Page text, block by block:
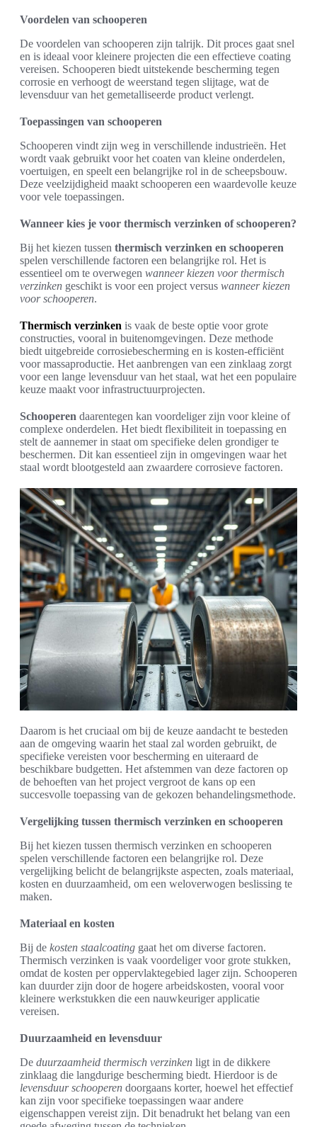
Voordelen van schooperen
De voordelen van schooperen zijn talrijk. Dit proces gaat snel
en is ideaal voor kleinere projecten die een effectieve coating
vereisen. Schooperen biedt uitstekende bescherming tegen
corrosie en verhoogt de weerstand tegen slijtage, wat de
levensduur van het gemetalliseerde product verlengt.
Toepassingen van schooperen
Schooperen vindt zijn weg in verschillende industrieën. Het
wordt vaak gebruikt voor het coaten van kleine onderdelen,
voertuigen, en speelt een belangrijke rol in de scheepsbouw.
Deze veelzijdigheid maakt schooperen een waardevolle keuze
voor vele toepassingen.
Wanneer kies je voor thermisch verzinken of schooperen?
Bij het kiezen tussen thermisch verzinken en schooperen
spelen verschillende factoren een belangrijke rol. Het is
essentieel om te overwegen wanneer kiezen voor thermisch
verzinken geschikt is voor een project versus wanneer kiezen
voor schooperen.
Thermisch verzinken is vaak de beste optie voor grote
constructies, vooral in buitenomgevingen. Deze methode
biedt uitgebreide corrosiebescherming en is kosten-efficiënt
voor massaproductie. Het aanbrengen van een zinklaag zorgt
voor een lange levensduur van het staal, wat het een populaire
keuze maakt voor infrastructuurprojecten.
Schooperen daarentegen kan voordeliger zijn voor kleine of
complexe onderdelen. Het biedt flexibiliteit in toepassing en
stelt de aannemer in staat om specifieke delen grondiger te
beschermen. Dit kan essentieel zijn in omgevingen waar het
staal wordt blootgesteld aan zwaardere corrosieve factoren.
Daarom is het cruciaal om bij de keuze aandacht te besteden
aan de omgeving waarin het staal zal worden gebruikt, de
specifieke vereisten voor bescherming en uiteraard de
beschikbare budgetten. Het afstemmen van deze factoren op
de behoeften van het project vergroot de kans op een
succesvolle toepassing van de gekozen behandelingsmethode.
Vergelijking tussen thermisch verzinken en schooperen
Bij het kiezen tussen thermisch verzinken en schooperen
spelen verschillende factoren een belangrijke rol. Deze
vergelijking belicht de belangrijkste aspecten, zoals materiaal,
kosten en duurzaamheid, om een weloverwogen beslissing te
maken.
Materiaal en kosten
Bij de kosten staalcoating gaat het om diverse factoren.
Thermisch verzinken is vaak voordeliger voor grote stukken,
omdat de kosten per oppervlaktegebied lager zijn. Schooperen
kan duurder zijn door de hogere arbeidskosten, vooral voor
kleinere werkstukken die een nauwkeuriger applicatie
vereisen.
Duurzaamheid en levensduur
De duurzaamheid thermisch verzinken ligt in de dikkere
zinklaag die langdurige bescherming biedt. Hierdoor is de
levensduur schooperen doorgaans korter, hoewel het effectief
kan zijn voor specifieke toepassingen waar andere
eigenschappen vereist zijn. Dit benadrukt het belang van een